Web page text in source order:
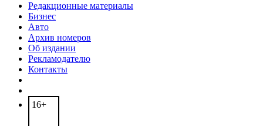
Редакционные материалы
Бизнес
Авто
Архив номеров
Об издании
Рекламодателю
Контакты
16+